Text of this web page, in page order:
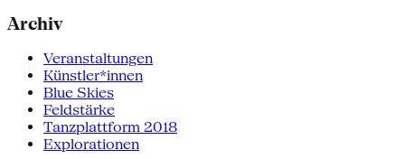
Archiv
Veranstaltungen
Künstler*innen
Blue Skies
Feldstärke
Tanzplattform 2018
Explorationen